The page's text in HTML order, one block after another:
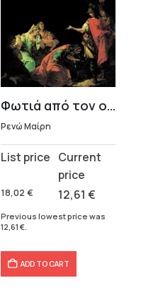
Φωτιά από τον ουρανό
Ρενώ Μαίρη
18,02 €
Original
was:
18,02 €.
12,61 €
Current
is:
12,61 €.
Previous lowest price was
12,61 €.
ADD TO CART